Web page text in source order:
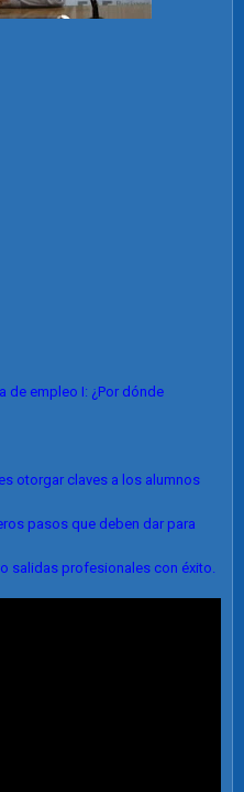
de empleo I: ¿Por dónde
otorgar claves a los alumnos
pasos que deben dar para
salidas profesionales con éxito.